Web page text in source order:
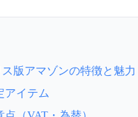
ス版アマゾンの特徴と魅力
アイテム